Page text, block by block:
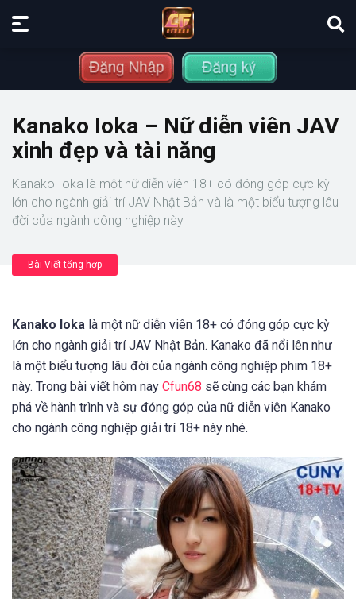
Kanako Ioka – Nữ diễn viên JAV
xinh đẹp và tài năng
Kanako Ioka là một nữ diễn viên 18+ có đóng góp cực kỳ
lớn cho ngành giải trí JAV Nhật Bản và là một biểu tượng lâu
đời của ngành công nghiệp này
Bài Viết tổng hợp
Kanako Ioka là một nữ diễn viên 18+ có đóng góp cực kỳ
lớn cho ngành giải trí JAV Nhật Bản. Kanako đã nổi lên như
là một biểu tượng lâu đời của ngành công nghiệp phim 18+
này. Trong bài viết hôm nay Cfun68 sẽ cùng các bạn khám
phá về hành trình và sự đóng góp của nữ diễn viên Kanako
cho ngành công nghiệp giải trí 18+ này nhé.